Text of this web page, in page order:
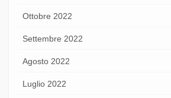
Ottobre 2022
Settembre 2022
Agosto 2022
Luglio 2022